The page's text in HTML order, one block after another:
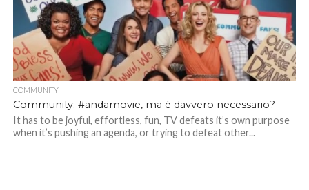
COMMUNITY
Community: #andamovie, ma è davvero necessario?
It has to be joyful, effortless, fun, TV defeats it’s own purpose
when it’s pushing an agenda, or trying to defeat other...